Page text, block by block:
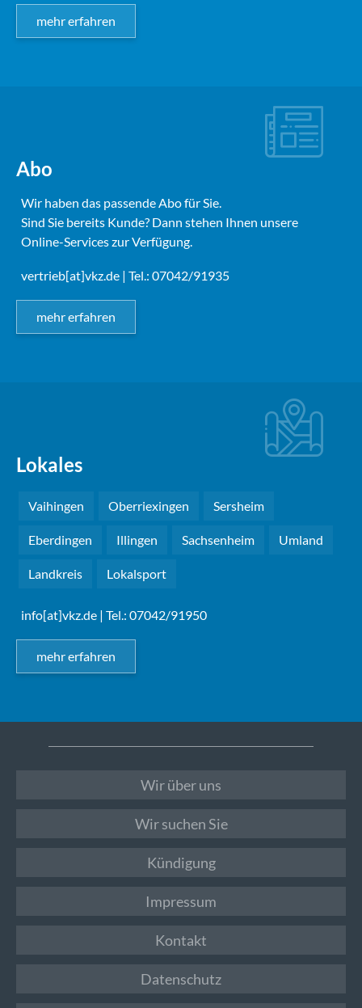
mehr erfahren
Abo
Wir haben das passende Abo für Sie.
Sind Sie bereits Kunde? Dann stehen Ihnen unsere
Online-Services zur Verfügung.
vertrieb[at]vkz.de | Tel.: 07042/91935
mehr erfahren
Lokales
Vaihingen Oberriexingen Sersheim
Eberdingen Illingen Sachsenheim Umland
Landkreis Lokalsport
info[at]vkz.de | Tel.: 07042/91950
mehr erfahren
Wir über uns
Wir suchen Sie
Kündigung
Impressum
Kontakt
Datenschutz